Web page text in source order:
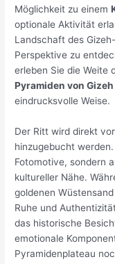
Möglichkeit zu einem
optionale Aktivität
Landschaft des
Perspektive zu
erleben Sie die Weite
Pyramiden von Gizeh
eindrucksvolle Weise.
Der Ritt wird direkt
hinzugebucht
Fotomotive, sondern
kultureller Nähe.
goldenen
Ruhe und
das historische
emotionale
Pyramidenplateau